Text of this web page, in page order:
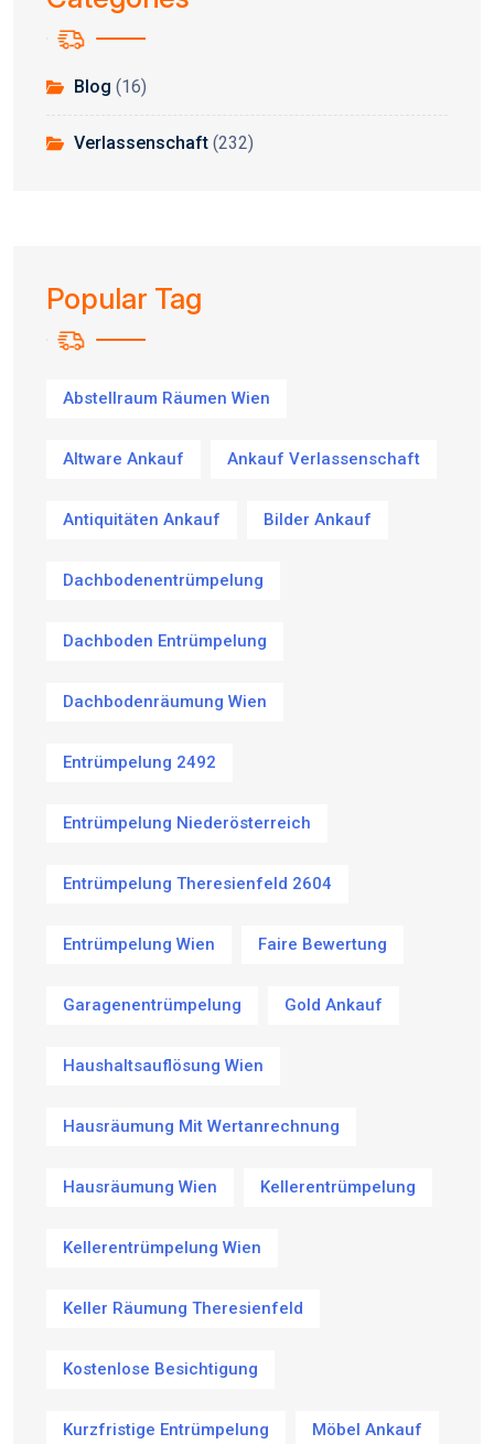
Blog (16)
Verlassenschaft (232)
Popular Tag
Abstellraum Räumen Wien
Altware Ankauf Ankauf Verlassenschaft
Antiquitäten Ankauf Bilder Ankauf
Dachbodenentrümpelung
Dachboden Entrümpelung
Dachbodenräumung Wien
Entrümpelung 2492
Entrümpelung Niederösterreich
Entrümpelung Theresienfeld 2604
Entrümpelung Wien Faire Bewertung
Garagenentrümpelung Gold Ankauf
Haushaltsauflösung Wien
Hausräumung Mit Wertanrechnung
Hausräumung Wien Kellerentrümpelung
Kellerentrümpelung Wien
Keller Räumung Theresienfeld
Kostenlose Besichtigung
Kurzfristige Entrümpelung Möbel Ankauf